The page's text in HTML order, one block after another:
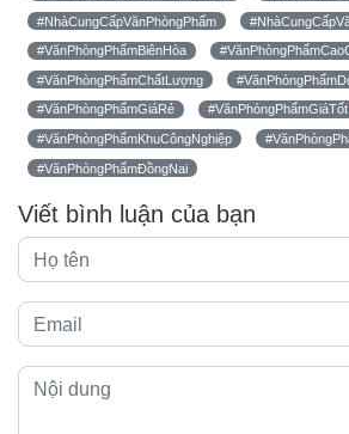
#NhàCungCấpVănPhòngPhẩm
#VănPhòngPhẩmBiênHòa
#VănPhòngPhẩmChấtLượng
#VănPhòngPhẩmGiáRẻ #VănPhòngPhẩmGiáTốt
#VănPhòngPhẩmKhuCôngNghiệp
#VănPhòngPhẩmĐồngNai
Viết bình luận của bạn